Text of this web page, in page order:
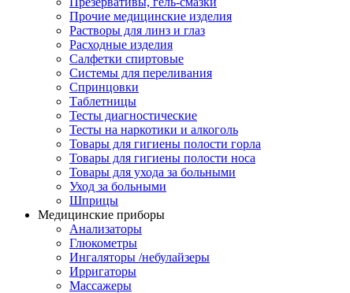
Прочие медицинские изделия
Растворы для линз и глаз
Расходные изделия
Салфетки спиртовые
Системы для переливания
Спринцовки
Таблетницы
Тесты диагностические
Тесты на наркотики и алкоголь
Товары для гигиены полости горла
Товары для гигиены полости носа
Товары для ухода за больными
Уход за больными
Шприцы
Медицинские приборы
Анализаторы
Глюкометры
Ингаляторы /небулайзеры
Ирригаторы
Массажеры